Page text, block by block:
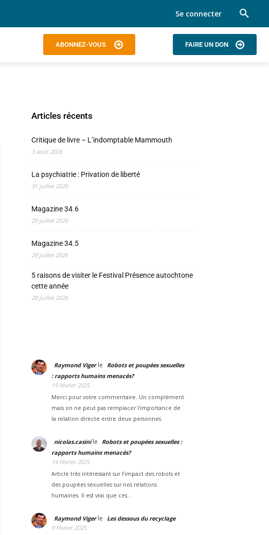
Se connecter
ABONNEZ-VOUS FAIRE UN DON
Articles récents
Critique de livre – L’indomptable Mammouth
3 août 2026
La psychiatrie : Privation de liberté
31 juillet 2026
Magazine 34.6
29 juillet 2026
Magazine 34.5
29 juillet 2026
5 raisons de visiter le Festival Présence autochtone
cette année
28 juillet 2026
Raymond Vigerle
Robots et poupées sexuelles
: rapports humains menacés?
19 février 2025
Merci pour votre commentaire. Un complément
mais on ne peut pas remplacer l'importance de
la relation directe entre deux personnes.
nicolas.casinile
Robots et poupées sexuelles :
rapports humains menacés?
14 février 2025
Article très intéressant sur l’impact des robots et
des poupées sexuelles sur nos relations
humaines. Il est vrai que ces…
Raymond Vigerle
Les dessous du recyclage
9 février 2025